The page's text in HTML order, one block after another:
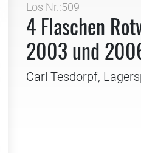
Los Nr.:509
4 Flaschen
2003 und
Carl Tesdorpf,